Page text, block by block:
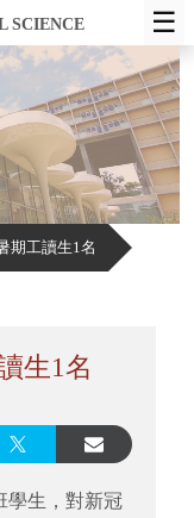
SCIENCE ☰
期工讀生1名
生1名
學生，對新冠